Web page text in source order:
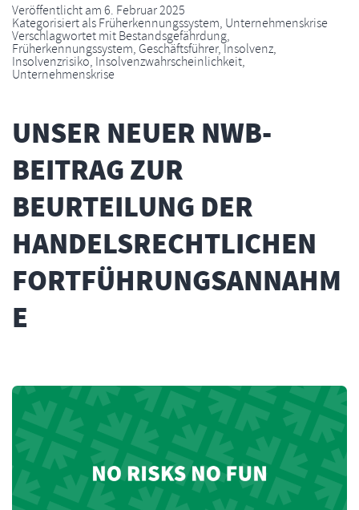
Veröffentlicht am6. Februar 2025
Kategorisiert alsFrüherkennungssystem, Unternehmenskrise
Verschlagwortet mitBestandsgefährdung,
Früherkennungssystem, Geschäftsführer,Insolvenz,
Insolvenzrisiko, Insolvenzwahrscheinlichkeit,
Unternehmenskrise
UNSER NEUER NWB-
BEITRAG ZUR
BEURTEILUNG DER
HANDELSRECHTLICHEN
FORTFÜHRUNGSANNAHM
E